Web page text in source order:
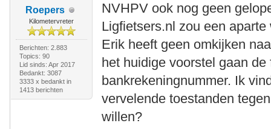
Roepers
Kilometervreter
Berichten: 2.883
Topics: 90
Lid sinds: Apr 2017
Bedankt: 3087
3333 x bedankt in
1413 berichten
NVHPV ook nog geen
Ligfietsers.nl zou een
Erik heeft geen omkijken
het huidige voorstel gaan
bankrekeningnummer. Ik
vervelende toestanden
willen?